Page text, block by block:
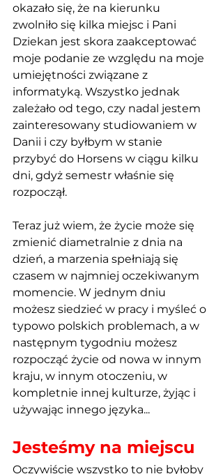
okazało się, że na kierunku
zwolniło się kilka miejsc i Pani
Dziekan jest skora zaakceptować
moje podanie ze względu na moje
umiejętności związane z
informatyką. Wszystko jednak
zależało od tego, czy nadal jestem
zainteresowany studiowaniem w
Danii i czy byłbym w stanie
przybyć do Horsens w ciągu kilku
dni, gdyż semestr właśnie się
rozpoczął.
Teraz już wiem, że życie może się
zmienić diametralnie z dnia na
dzień, a marzenia spełniają się
czasem w najmniej oczekiwanym
momencie. W jednym dniu
możesz siedzieć w pracy i myśleć o
typowo polskich problemach, a w
następnym tygodniu możesz
rozpocząć życie od nowa w innym
kraju, w innym otoczeniu, w
kompletnie innej kulturze, żyjąc i
używając innego języka...
Jesteśmy na miejscu
Oczywiście wszystko to nie byłoby